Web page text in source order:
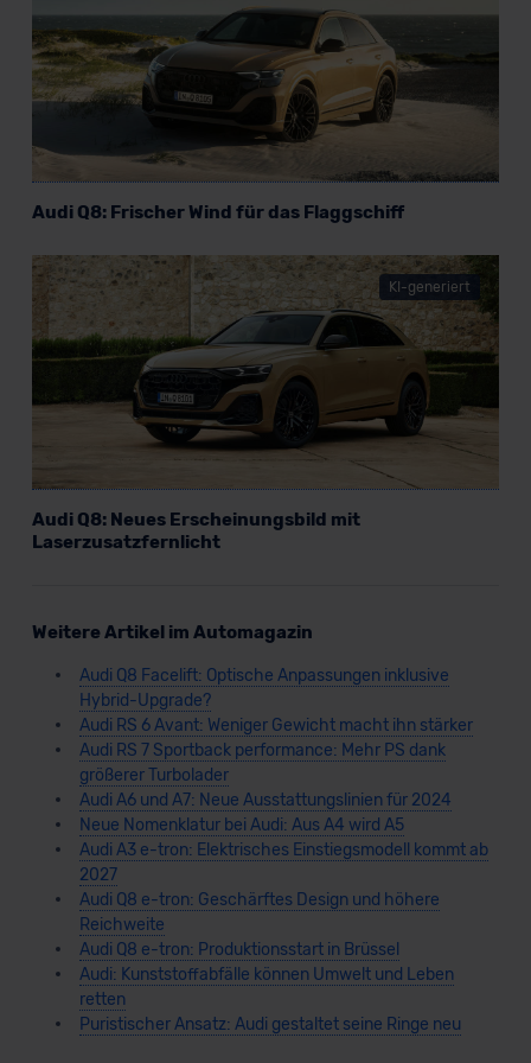
Audi Q8: Frischer Wind für das Flaggschiff
KI-generiert
Audi Q8: Neues Erscheinungsbild mit
Laserzusatzfernlicht
Weitere Artikel im Automagazin
Audi Q8 Facelift: Optische Anpassungen inklusive
Hybrid-Upgrade?
Audi RS 6 Avant: Weniger Gewicht macht ihn stärker
Audi RS 7 Sportback performance: Mehr PS dank
größerer Turbolader
Audi A6 und A7: Neue Ausstattungslinien für 2024
Neue Nomenklatur bei Audi: Aus A4 wird A5
Audi A3 e-tron: Elektrisches Einstiegsmodell kommt ab
2027
Audi Q8 e-tron: Geschärftes Design und höhere
Reichweite
Audi Q8 e-tron: Produktionsstart in Brüssel
Audi: Kunststoffabfälle können Umwelt und Leben
retten
Puristischer Ansatz: Audi gestaltet seine Ringe neu